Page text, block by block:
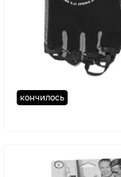
кончилось